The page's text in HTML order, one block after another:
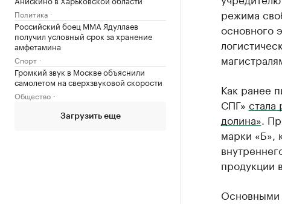
Политика
Российский боец ММА Ядуллаев
получил условный срок за хранение
амфетамина
Спорт
Громкий звук в Москве объяснили
самолетом на сверхзвуковой скорости
Общество
Загрузить еще
режима
основного
Как ранее
СПГ» стала
долина» .
марки «Б»,
продукции
Основными